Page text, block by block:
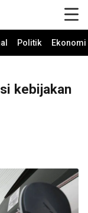
Politik
kebijakan